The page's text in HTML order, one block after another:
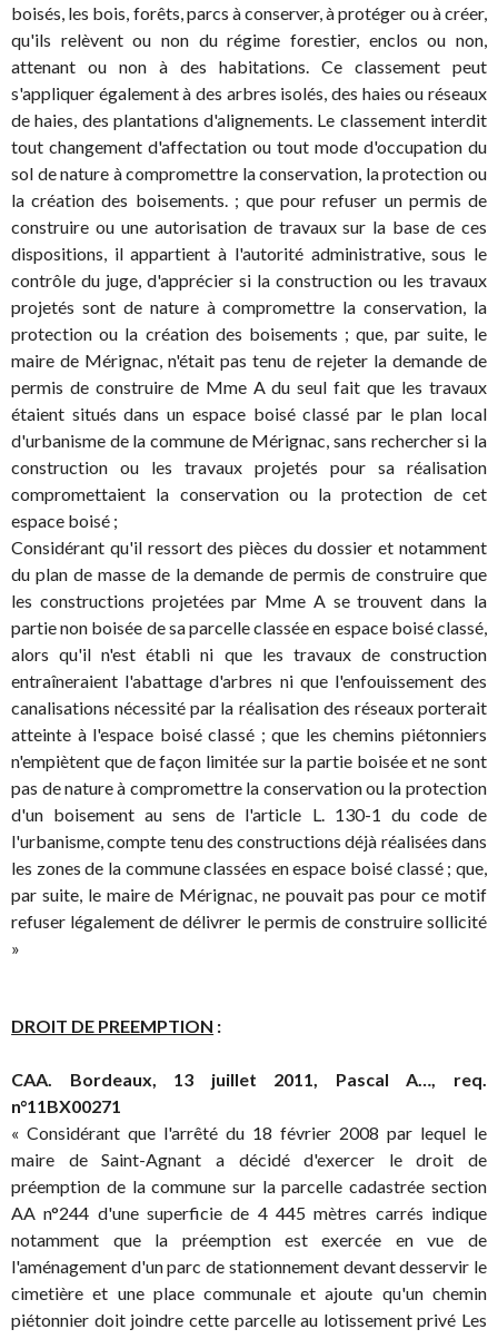
boisés, les bois, forêts, parcs à conserver, à protéger ou à créer,
qu'ils relèvent ou non du régime forestier, enclos ou non,
attenant ou non à des habitations. Ce classement peut
s'appliquer également à des arbres isolés, des haies ou réseaux
de haies, des plantations d'alignements. Le classement interdit
tout changement d'affectation ou tout mode d'occupation du
sol de nature à compromettre la conservation, la protection ou
la création des boisements. ; que pour refuser un permis de
construire ou une autorisation de travaux sur la base de ces
dispositions, il appartient à l'autorité administrative, sous le
contrôle du juge, d'apprécier si la construction ou les travaux
projetés sont de nature à compromettre la conservation, la
protection ou la création des boisements ; que, par suite, le
maire de Mérignac, n'était pas tenu de rejeter la demande de
permis de construire de Mme A du seul fait que les travaux
étaient situés dans un espace boisé classé par le plan local
d'urbanisme de la commune de Mérignac, sans rechercher si la
construction ou les travaux projetés pour sa réalisation
compromettaient la conservation ou la protection de cet
espace boisé ;
Considérant qu'il ressort des pièces du dossier et notamment
du plan de masse de la demande de permis de construire que
les constructions projetées par Mme A se trouvent dans la
partie non boisée de sa parcelle classée en espace boisé classé,
alors qu'il n'est établi ni que les travaux de construction
entraîneraient l'abattage d'arbres ni que l'enfouissement des
canalisations nécessité par la réalisation des réseaux porterait
atteinte à l'espace boisé classé ; que les chemins piétonniers
n'empiètent que de façon limitée sur la partie boisée et ne sont
pas de nature à compromettre la conservation ou la protection
d'un boisement au sens de l'article L. 130-1 du code de
l'urbanisme, compte tenu des constructions déjà réalisées dans
les zones de la commune classées en espace boisé classé ; que,
par suite, le maire de Mérignac, ne pouvait pas pour ce motif
refuser légalement de délivrer le permis de construire sollicité
»
DROIT DE PREEMPTION :
CAA. Bordeaux, 13 juillet 2011, Pascal A…, req.
n°11BX00271
« Considérant que l'arrêté du 18 février 2008 par lequel le
maire de Saint-Agnant a décidé d'exercer le droit de
préemption de la commune sur la parcelle cadastrée section
AA n°244 d'une superficie de 4 445 mètres carrés indique
notamment que la préemption est exercée en vue de
l'aménagement d'un parc de stationnement devant desservir le
cimetière et une place communale et ajoute qu'un chemin
piétonnier doit joindre cette parcelle au lotissement privé Les